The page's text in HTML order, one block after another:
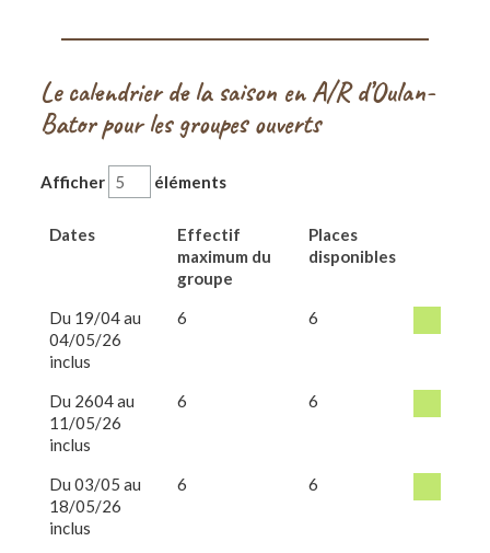
Le calendrier de la saison en A/R d’Oulan-
Bator pour les groupes ouverts
Afficher éléments
Dates
Effectif
maximum du
groupe
Places
disponibles
Du 19/04 au
04/05/26
inclus
6 6
Du 2604 au
11/05/26
inclus
6 6
Du 03/05 au
18/05/26
inclus
6 6